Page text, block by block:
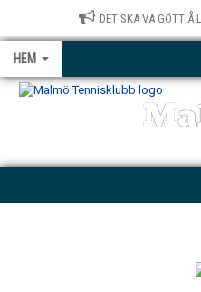
DET SKA VA GÖTT Å
HEM